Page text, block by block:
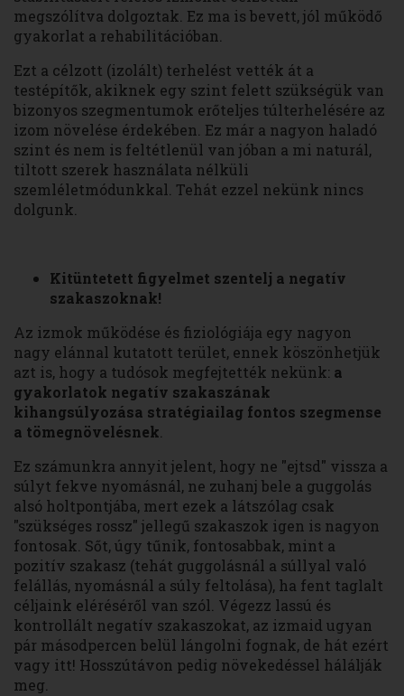
megszólítva dolgoztak. Ez ma is bevett, jól működő
gyakorlat a rehabilitációban.
Ezt a célzott (izolált) terhelést vették át a
testépítők, akiknek egy szint felett szükségük van
bizonyos szegmentumok erőteljes túlterhelésére az
izom növelése érdekében. Ez már a nagyon haladó
szint és nem is feltétlenül van jóban a mi naturál,
tiltott szerek használata nélküli
szemléletmódunkkal. Tehát ezzel nekünk nincs
dolgunk.
Kitüntetett figyelmet szentelj a negatív
szakaszoknak!
Az izmok működése és fiziológiája egy nagyon
nagy elánnal kutatott terület, ennek köszönhetjük
azt is, hogy a tudósok megfejtették nekünk: a
gyakorlatok negatív szakaszának
kihangsúlyozása stratégiailag fontos szegmense
a tömegnövelésnek
Ez számunkra annyit jelent, hogy ne "ejtsd" vissza a
súlyt fekve nyomásnál, ne zuhanj bele a guggolás
alsó holtpontjába, mert ezek a látszólag csak
"szükséges rossz" jellegű szakaszok igen is nagyon
fontosak. Sőt, úgy tűnik, fontosabbak, mint a
pozitív szakasz (tehát guggolásnál a súllyal való
felállás, nyomásnál a súly feltolása), ha fent taglalt
céljaink eléréséről van szól. Végezz lassú és
kontrollált negatív szakaszokat, az izmaid ugyan
pár másodpercen belül lángolni fognak, de hát ezért
vagy itt! Hosszútávon pedig növekedéssel hálálják
meg.